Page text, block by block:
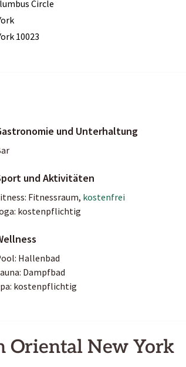
Circle
10023
und Unterhaltung
und Aktivitäten
Fitnessraum, kostenfrei
kostenpflichtig
Hallenbad
Dampfbad
kostenpflichtig
Oriental New York